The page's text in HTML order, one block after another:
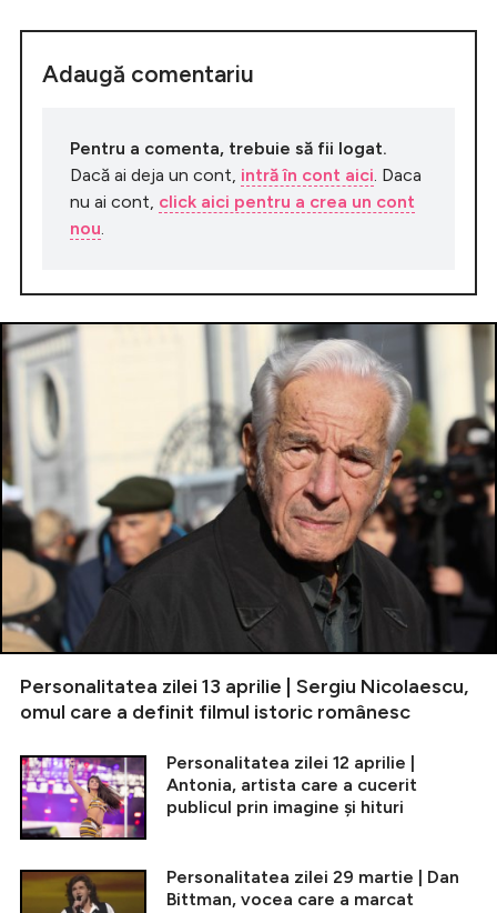
Adaugă comentariu
Pentru a comenta, trebuie să fii logat.
Dacă ai deja un cont, intră în cont aici. Daca
nu ai cont, click aici pentru a crea un cont
nou.
Personalitatea zilei 13 aprilie | Sergiu Nicolaescu,
omul care a definit filmul istoric românesc
Personalitatea zilei 12 aprilie |
Antonia, artista care a cucerit
publicul prin imagine și hituri
Personalitatea zilei 29 martie | Dan
Bittman, vocea care a marcat